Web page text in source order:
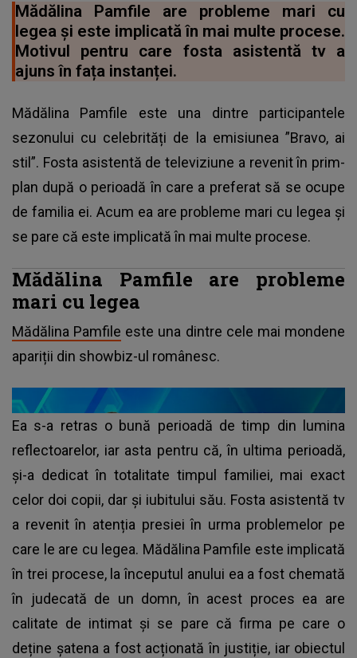
Mădălina Pamfile are probleme mari cu
legea și este implicată în mai multe procese.
Motivul pentru care fosta asistentă tv a
ajuns în fața instanței.
Mădălina Pamfile este una dintre participantele
sezonului cu celebrități de la emisiunea ”Bravo, ai
stil”. Fosta asistentă de televiziune a revenit în prim-
plan după o perioadă în care a preferat să se ocupe
de familia ei. Acum ea are probleme mari cu legea și
se pare că este implicată în mai multe procese.
Mădălina Pamfile are probleme
mari cu legea
Mădălina Pamfile este una dintre cele mai mondene
apariții din showbiz-ul românesc.
Ea s-a retras o bună perioadă de timp din lumina
reflectoarelor, iar asta pentru că, în ultima perioadă,
și-a dedicat în totalitate timpul familiei, mai exact
celor doi copii, dar şi iubitului său. Fosta asistentă tv
a revenit în atenția presiei în urma problemelor pe
care le are cu legea. Mădălina Pamfile este implicată
în trei procese, la începutul anului ea a fost chemată
în judecată de un domn, în acest proces ea are
calitate de intimat și se pare că firma pe care o
deține șatena a fost acționată în justiție, iar obiectul